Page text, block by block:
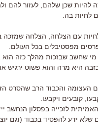
להיות שכן שלהם, לעזור להם
לחיות בה.
מפסטיבלים בכל העולם.
שחשב שבזכות מהלך כזה הוא
היא מרה והוא פשוט ירגיש
העצומה והכבוד הרב שהסרט
קובעים ויקבעו.
לזכייה בפסלון הנחשב
שלא ידע להפסיד בכבוד (וגם